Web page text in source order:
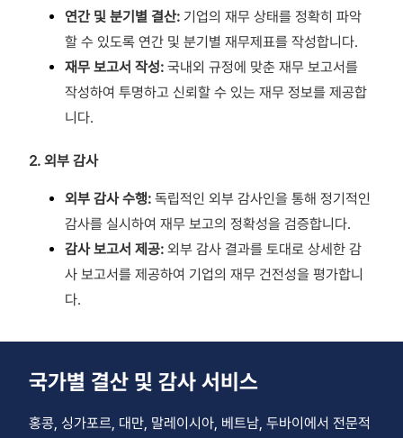
연간 및 분기별 결산: 기업의 재무 상태를 정확히 파악
할 수 있도록 연간 및 분기별 재무제표를 작성합니다.
재무 보고서 작성: 국내외 규정에 맞춘 재무 보고서를
작성하여 투명하고 신뢰할 수 있는 재무 정보를 제공합
니다.
2. 외부 감사
외부 감사 수행: 독립적인 외부 감사인을 통해 정기적인
감사를 실시하여 재무 보고의 정확성을 검증합니다.
감사 보고서 제공: 외부 감사 결과를 토대로 상세한 감
사 보고서를 제공하여 기업의 재무 건전성을 평가합니
다.
국가별 결산 및 감사 서비스
홍콩, 싱가포르, 대만, 말레이시아, 베트남, 두바이에서 전문적